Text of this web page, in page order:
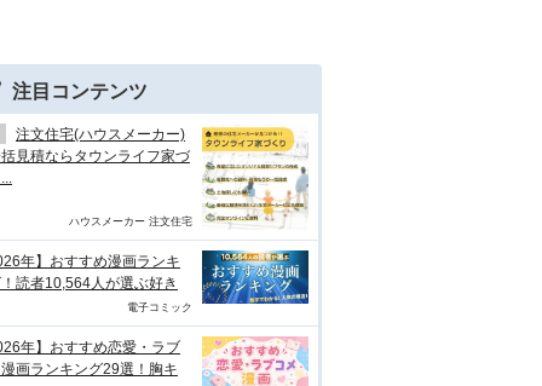
注目コンテンツ
注文住宅(ハウスメーカー)
見積ならタウンライフ家づ
ハウスメーカー 注文住宅
年】おすすめ漫画ランキ
読者10,564人が選ぶ好き
電子コミック
年】おすすめ恋愛・ラブ
画ランキング29選！胸キ